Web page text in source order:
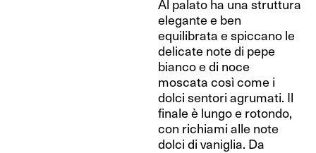
Al palato ha una struttura
elegante e ben
equilibrata e spiccano le
delicate note di pepe
bianco e di noce
moscata così come i
dolci sentori agrumati. Il
finale è lungo e rotondo,
con richiami alle note
dolci di vaniglia. Da